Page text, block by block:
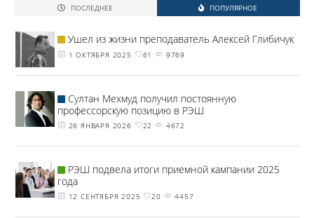
ПОСЛЕДНЕЕ ПОПУЛЯРНОЕ
Ушел из жизни преподаватель Алексей Глибичук
1 ОКТЯБРЯ 2025 61 9769
Султан Мехмуд получил постоянную
профессорскую позицию в РЭШ
26 ЯНВАРЯ 2026 22 4672
РЭШ подвела итоги приемной кампании 2025
года
12 СЕНТЯБРЯ 2025 20 4457